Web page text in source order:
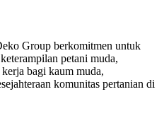
Group berkomitmen untuk
petani muda,
bagi kaum muda,
komunitas pertanian di